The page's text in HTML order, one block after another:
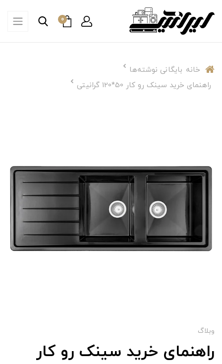
0
خانه بایگانی نوشته‌ها
راهنمای خرید سینک رو کار 50*120 گرانیتی
وبلاگ
راهنمای خرید سینک رو کار